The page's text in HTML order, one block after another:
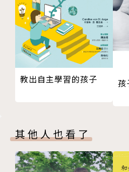
★本書特色★
1.曾榮獲「日本電影金像獎最
賞」的知名資深編劇筒井共美
角，加上童年記憶，寫下小學
2.超人氣插畫家吉竹伸介，為
圖，有的調皮、有的害羞、有
小朋友用第一人稱寫下的故事
煩惱，想到事情好的那一面時
出「真好耶」這句話呢？只要
作者後記 童年「真好耶」
教出自主學習的孩子 孩
其他人也看了